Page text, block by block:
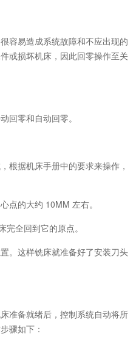
容易造成系统故障和不应出现的
或损坏机床，因此回零操作至关
回零和自动回零。
根据机床手册中的要求来操作，
点的大约 10MM 左右。
完全回到它的原点。
。这样铣床就准备好了安装刀头
准备就绪后，控制系统自动将所
骤如下：